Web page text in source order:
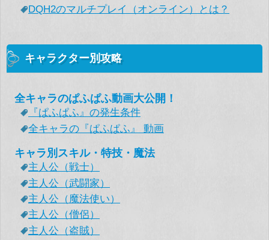
DQH2のマルチプレイ（オンライン）とは？
キャラクター別攻略
全キャラのぱふぱふ動画大公開！
『ぱふぱふ』の発生条件
全キャラの『ぱふぱふ』 動画
キャラ別スキル・特技・魔法
主人公（戦士）
主人公（武闘家）
主人公（魔法使い）
主人公（僧侶）
主人公（盗賊）